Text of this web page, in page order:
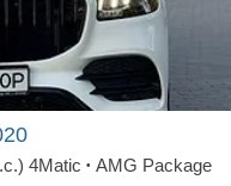
4Matic • AMG Package